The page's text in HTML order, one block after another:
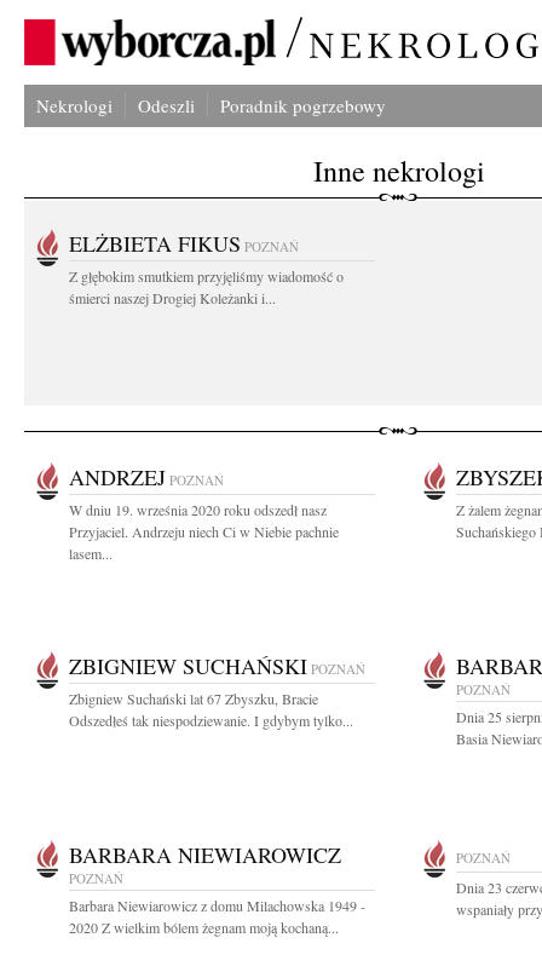
Nekrologi Odeszli Poradnik pogrzebowy
Inne nekrologi
ELŻBIETA FIKUS POZNAŃ
Z głębokim smutkiem przyjęliśmy wiadomość o
śmierci naszej Drogiej Koleżanki i...
ANDRZEJ POZNAŃ
W dniu 19. września 2020 roku odszedł nasz
Przyjaciel. Andrzeju niech Ci w Niebie pachnie
lasem...
Z żalem
Suchańskiego
ZBIGNIEW SUCHAŃSKI POZNAŃ
Zbigniew Suchański lat 67 Zbyszku, Bracie
Odszedłeś tak niespodziewanie. I gdybym tylko...
POZNAŃ
Dnia 25
Basia
BARBARA NIEWIAROWICZ
POZNAŃ
Barbara Niewiarowicz z domu Milachowska 1949 -
2020 Z wielkim bólem żegnam moją kochaną...
POZNAŃ
Dnia 23
wspaniały